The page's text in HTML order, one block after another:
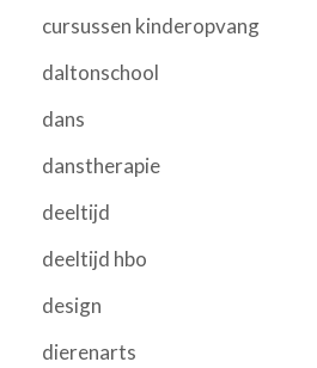
cursussen kinderopvang
daltonschool
dans
danstherapie
deeltijd
deeltijd hbo
design
dierenarts